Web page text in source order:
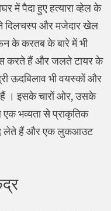
में पैदा हुए हत्यारा व्हेल के
दिलचस्प और मजेदार खेल
के करतब के बारे में भी
करते हैं और जलते टायर के
ऊदबिलाव भी वयस्कों और
हैं । इसके चारों ओर, उसके
भव्यता से प्राकृतिक
लेते हैं और एक लुकआउट